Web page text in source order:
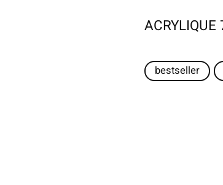
ACRYLIQUE
bestseller